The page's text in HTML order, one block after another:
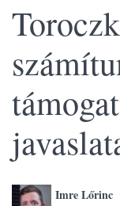
Imre Lőrinc